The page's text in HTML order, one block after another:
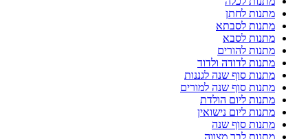
מתנות לחתן
מתנות לסבתא
מתנות לסבא
מתנות להורים
מתנות לדודה ולדוד
מתנות סוף שנה לגננות
מתנות סוף שנה למורים
מתנות ליום הולדת
מתנות ליום נישואין
מתנות סוף שנה
מתנות לבר מצווה